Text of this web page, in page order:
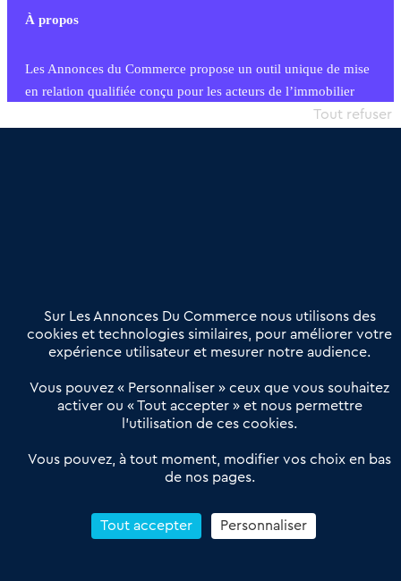
À propos
Les Annonces du Commerce propose un outil unique de mise
en relation qualifiée conçu pour les acteurs de l’immobilier
commercial et les collectivités territoriales, simple et intégrant
Offres Pro
Actualités
Qui sommes nous ?
Derniers articles
Réseau 3C : un partenaire national dédié aux transactions
Petitscommerces : Un partenariat au service du commerce de
proximité et des territoires
Reprendre un Restaurant Rapide
Sur Les Annonces Du Commerce nous utilisons des
cookies et technologies similaires, pour améliorer votre
expérience utilisateur et mesurer notre audience.
Vous pouvez « Personnaliser » ceux que vous souhaitez
activer ou « Tout accepter » et nous permettre
l’utilisation de ces cookies.
Vous pouvez, à tout moment, modifier vos choix en bas
de nos pages.
Tout accepter
Tout refuser
Personnaliser